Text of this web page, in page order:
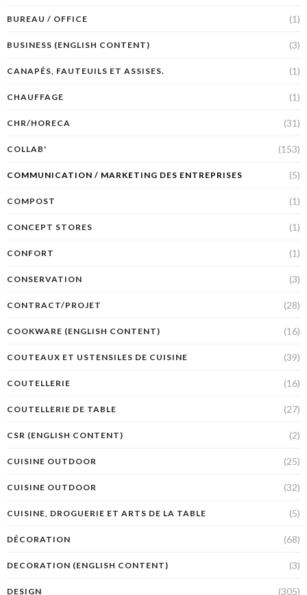
BUREAU / OFFICE (1)
BUSINESS (ENGLISH CONTENT) (3)
CANAPÉS, FAUTEUILS ET ASSISES. (1)
CHAUFFAGE (1)
CHR/HORECA (31)
COLLAB' (153)
COMMUNICATION / MARKETING DES ENTREPRISES (5)
COMPOST (1)
CONCEPT STORES (1)
CONFORT (1)
CONSERVATION (3)
CONTRACT/PROJET (28)
COOKWARE (ENGLISH CONTENT) (16)
COUTEAUX ET USTENSILES DE CUISINE (39)
COUTELLERIE (16)
COUTELLERIE DE TABLE (27)
CSR (ENGLISH CONTENT) (2)
CUISINE OUTDOOR (25)
CUISINE OUTDOOR (32)
CUISINE, DROGUERIE ET ARTS DE LA TABLE (5)
DÉCORATION (68)
DECORATION (ENGLISH CONTENT) (3)
DESIGN (305)